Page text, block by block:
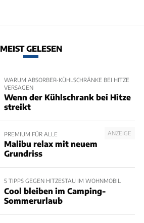
MEIST GELESEN
WARUM ABSORBER-KÜHLSCHRÄNKE BEI HITZE
VERSAGEN
Wenn der Kühlschrank bei Hitze
streikt
ANZEIGE
PREMIUM FÜR ALLE
Malibu relax mit neuem
Grundriss
5 TIPPS GEGEN HITZESTAU IM WOHNMOBIL
Cool bleiben im Camping-
Sommerurlaub